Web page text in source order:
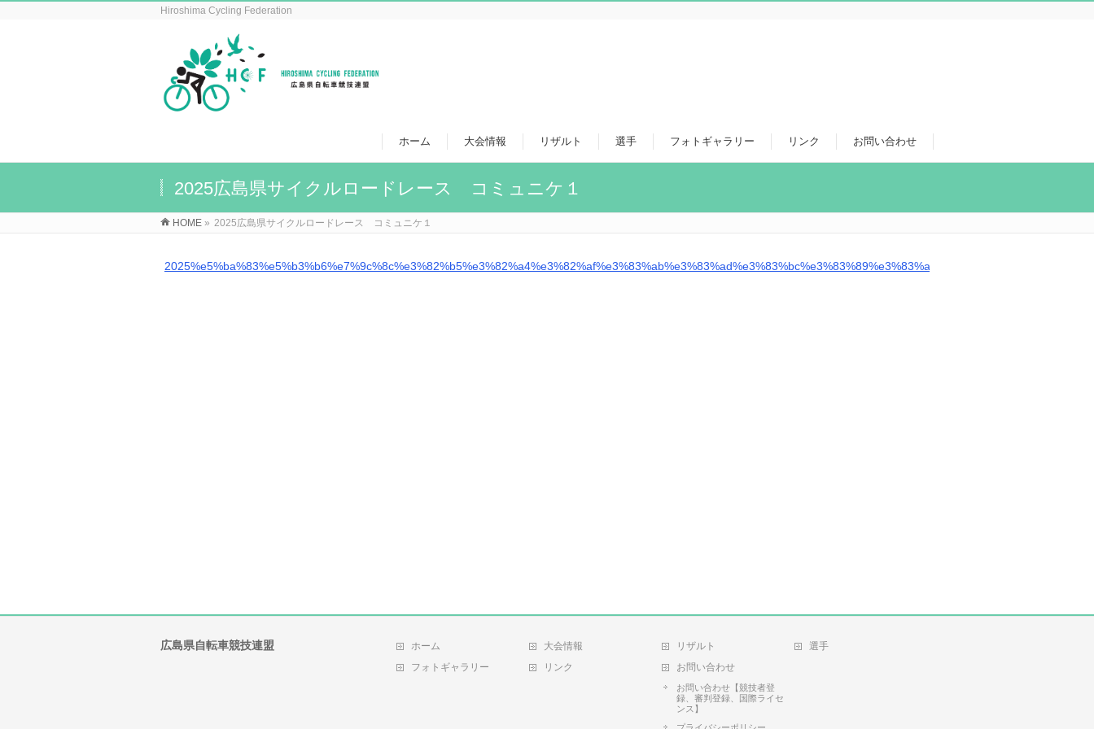
Hiroshima Cycling Federation
ホーム 大会情報 リザルト 選手 フォトギャラリー リンク お問い合わせ
2025広島県サイクルロードレース コミュニケ１
HOME » 2025広島県サイクルロードレース コミュニケ１
広島県自転車競技連盟 ホーム 大会情報 リザルト
選手
フォトギャラリー
リンク お問い合わせ
お問い合わせ【競技者登
録、審判登録、国際ライセ
ンス】